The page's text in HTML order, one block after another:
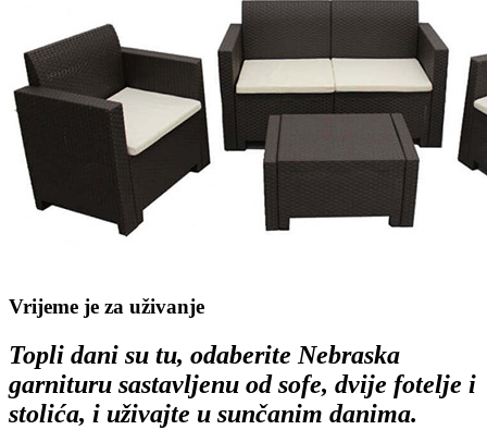
Vrijeme je za uživanje
Topli dani su tu, odaberite Nebraska
garnituru sastavljenu od sofe, dvije fotelje i
stolića, i uživajte u sunčanim danima.